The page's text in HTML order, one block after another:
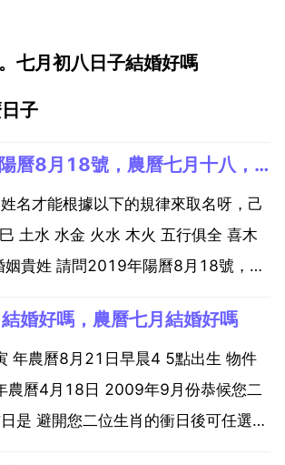
七月初八日子結婚好嗎
子
請問2023年陽曆8月18號，農曆七月十八，9點07分出生女
名才能根據以下的規律來取名呀，己
土水 水金 火水 木火 五行俱全 喜木
姻貴姓 請問2019年陽曆8月18號，農
陽曆8月18號，農曆七月十八，9點
字 己亥年 壬...
婚好嗎，農曆七月結婚好嗎
年農曆8月21日早晨4 5點出生 物件
農曆4月18日 2009年9月份恭候您二
是 避開您二位生肖的衝日後可任選